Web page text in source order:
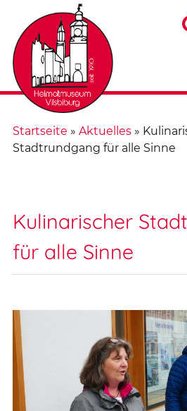
Startseite » Aktuelles»
Stadtrundgang für alle Sinne
Kulinarischer
für alle Sinne